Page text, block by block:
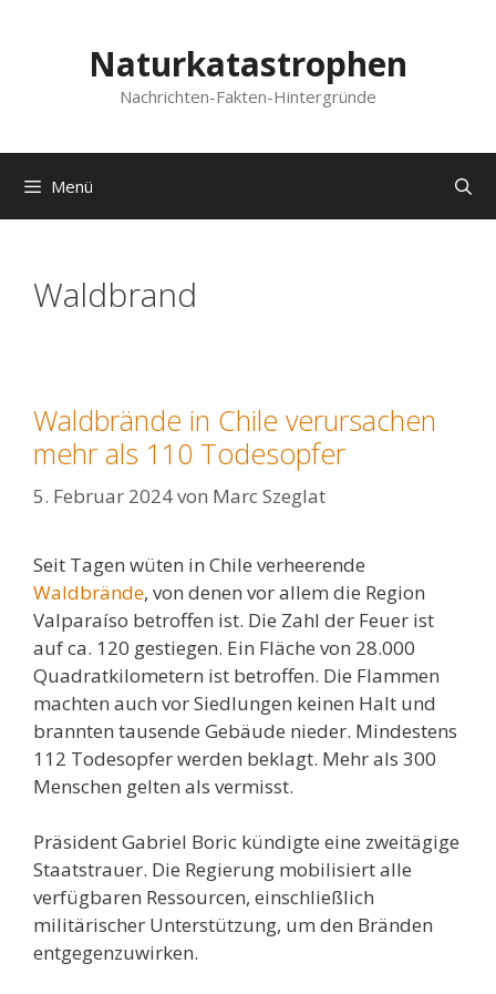
Naturkatastrophen
Nachrichten-Fakten-Hintergründe
Menü
Waldbrand
Waldbrände in Chile verursachen
mehr als 110 Todesopfer
5. Februar 2024von Marc Szeglat
Seit Tagen wüten in Chile verheerende
Waldbrände, von denen vor allem die Region
Valparaíso betroffen ist. Die Zahl der Feuer ist
auf ca. 120 gestiegen. Ein Fläche von 28.000
Quadratkilometern ist betroffen. Die Flammen
machten auch vor Siedlungen keinen Halt und
brannten tausende Gebäude nieder. Mindestens
112 Todesopfer werden beklagt. Mehr als 300
Menschen gelten als vermisst.
Präsident Gabriel Boric kündigte eine zweitägige
Staatstrauer. Die Regierung mobilisiert alle
verfügbaren Ressourcen, einschließlich
militärischer Unterstützung, um den Bränden
entgegenzuwirken.